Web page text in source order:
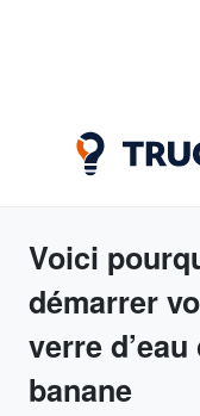
Voici
démarrer
verre
banane